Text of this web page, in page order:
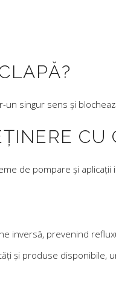
singur sens și
CU
de pompare și aplicații
inversă, prevenind
și produse disponibile,